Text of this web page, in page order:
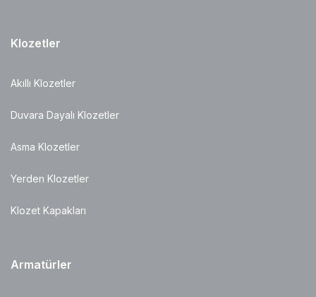
Klozetler
Akıllı Klozetler
Duvara Dayalı Klozetler
Asma Klozetler
Yerden Klozetler
Klozet Kapakları
Armatürler